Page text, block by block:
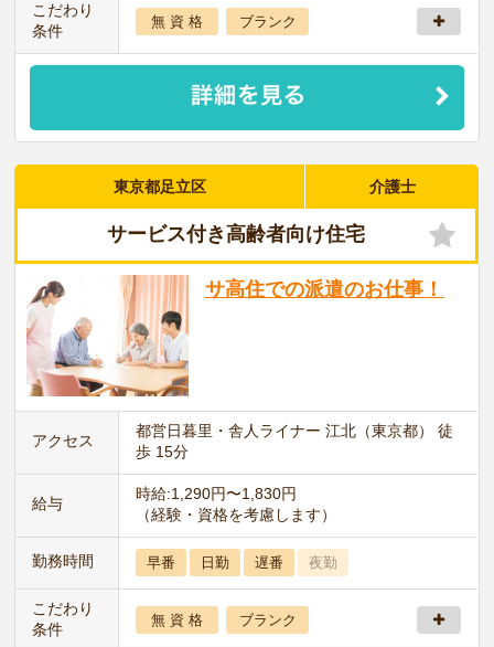
こだわり
条件
無 資 格 ブランク
東京都足立区 介護士
サービス付き高齢者向け住宅
サ高住での派遣のお仕事！
アクセス
都営日暮里・舎人ライナー 江北（東京都） 徒
歩 15分
給与
時給:1,290円〜1,830円
（経験・資格を考慮します）
勤務時間 早番 日勤 遅番 夜勤
こだわり
条件
無 資 格 ブランク